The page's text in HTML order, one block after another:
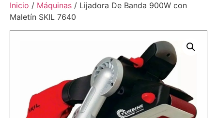
Inicio / Máquinas / Lijadora De Banda 900W con
Maletín SKIL 7640